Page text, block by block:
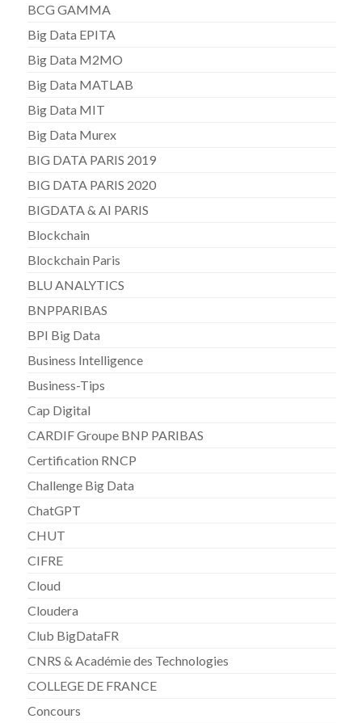
BCG GAMMA
Big Data EPITA
Big Data M2MO
Big Data MATLAB
Big Data MIT
Big Data Murex
BIG DATA PARIS 2019
BIG DATA PARIS 2020
BIGDATA & AI PARIS
Blockchain
Blockchain Paris
BLU ANALYTICS
BNPPARIBAS
BPI Big Data
Business Intelligence
Business-Tips
Cap Digital
CARDIF Groupe BNP PARIBAS
Certification RNCP
Challenge Big Data
ChatGPT
CHUT
CIFRE
Cloud
Cloudera
Club BigDataFR
CNRS & Académie des Technologies
COLLEGE DE FRANCE
Concours